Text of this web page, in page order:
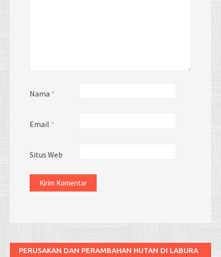
Nama *
Email *
Situs Web
PERUSAKAN DAN PERAMBAHAN HUTAN DI LABURA